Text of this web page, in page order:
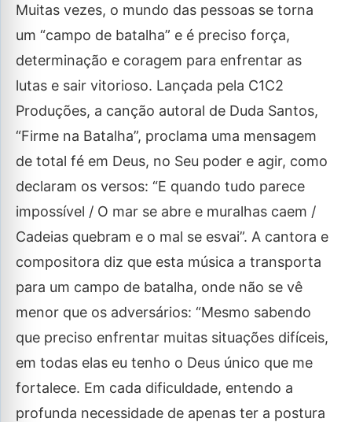
Muitas vezes, o mundo das pessoas se torna
um “campo de batalha” e é preciso força,
determinação e coragem para enfrentar as
lutas e sair vitorioso. Lançada pela C1C2
Produções, a canção autoral de Duda Santos,
“Firme na Batalha”, proclama uma mensagem
de total fé em Deus, no Seu poder e agir, como
declaram os versos: “E quando tudo parece
impossível / O mar se abre e muralhas caem /
Cadeias quebram e o mal se esvai”. A cantora e
compositora diz que esta música a transporta
para um campo de batalha, onde não se vê
menor que os adversários: “Mesmo sabendo
que preciso enfrentar muitas situações difíceis,
em todas elas eu tenho o Deus único que me
fortalece. Em cada dificuldade, entendo a
profunda necessidade de apenas ter a postura